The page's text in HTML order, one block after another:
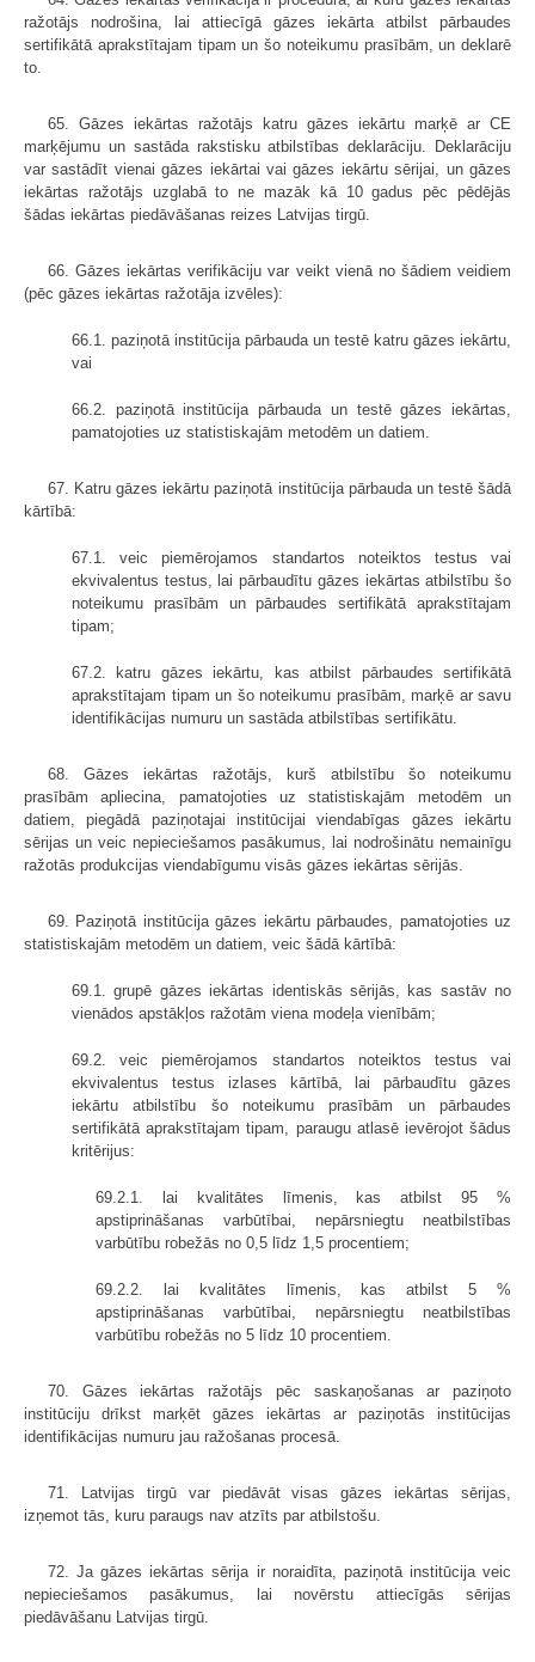
ražotājs nodrošina, lai attiecīgā gāzes iekārta atbilst pārbaudes
sertifikātā aprakstītajam tipam un šo noteikumu prasībām, un deklarē
to.
65. Gāzes iekārtas ražotājs katru gāzes iekārtu marķē ar CE
marķējumu un sastāda rakstisku atbilstības deklarāciju. Deklarāciju
var sastādīt vienai gāzes iekārtai vai gāzes iekārtu sērijai, un gāzes
iekārtas ražotājs uzglabā to ne mazāk kā 10 gadus pēc pēdējās
šādas iekārtas piedāvāšanas reizes Latvijas tirgū.
66. Gāzes iekārtas verifikāciju var veikt vienā no šādiem veidiem
(pēc gāzes iekārtas ražotāja izvēles):
66.1. paziņotā institūcija pārbauda un testē katru gāzes iekārtu,
vai
66.2. paziņotā institūcija pārbauda un testē gāzes iekārtas,
pamatojoties uz statistiskajām metodēm un datiem.
67. Katru gāzes iekārtu paziņotā institūcija pārbauda un testē šādā
kārtībā:
67.1. veic piemērojamos standartos noteiktos testus vai
ekvivalentus testus, lai pārbaudītu gāzes iekārtas atbilstību šo
noteikumu prasībām un pārbaudes sertifikātā aprakstītajam
tipam;
67.2. katru gāzes iekārtu, kas atbilst pārbaudes sertifikātā
aprakstītajam tipam un šo noteikumu prasībām, marķē ar savu
identifikācijas numuru un sastāda atbilstības sertifikātu.
68. Gāzes iekārtas ražotājs, kurš atbilstību šo noteikumu
prasībām apliecina, pamatojoties uz statistiskajām metodēm un
datiem, piegādā paziņotajai institūcijai viendabīgas gāzes iekārtu
sērijas un veic nepieciešamos pasākumus, lai nodrošinātu nemainīgu
ražotās produkcijas viendabīgumu visās gāzes iekārtas sērijās.
69. Paziņotā institūcija gāzes iekārtu pārbaudes, pamatojoties uz
statistiskajām metodēm un datiem, veic šādā kārtībā:
69.1. grupē gāzes iekārtas identiskās sērijās, kas sastāv no
vienādos apstākļos ražotām viena modeļa vienībām;
69.2. veic piemērojamos standartos noteiktos testus vai
ekvivalentus testus izlases kārtībā, lai pārbaudītu gāzes
iekārtu atbilstību šo noteikumu prasībām un pārbaudes
sertifikātā aprakstītajam tipam, paraugu atlasē ievērojot šādus
kritērijus:
69.2.1. lai kvalitātes līmenis, kas atbilst 95 %
apstiprināšanas varbūtībai, nepārsniegtu neatbilstības
varbūtību robežās no 0,5 līdz 1,5 procentiem;
69.2.2. lai kvalitātes līmenis, kas atbilst 5 %
apstiprināšanas varbūtībai, nepārsniegtu neatbilstības
varbūtību robežās no 5 līdz 10 procentiem.
70. Gāzes iekārtas ražotājs pēc saskaņošanas ar paziņoto
institūciju drīkst marķēt gāzes iekārtas ar paziņotās institūcijas
identifikācijas numuru jau ražošanas procesā.
71. Latvijas tirgū var piedāvāt visas gāzes iekārtas sērijas,
izņemot tās, kuru paraugs nav atzīts par atbilstošu.
72. Ja gāzes iekārtas sērija ir noraidīta, paziņotā institūcija veic
nepieciešamos pasākumus, lai novērstu attiecīgās sērijas
piedāvāšanu Latvijas tirgū.